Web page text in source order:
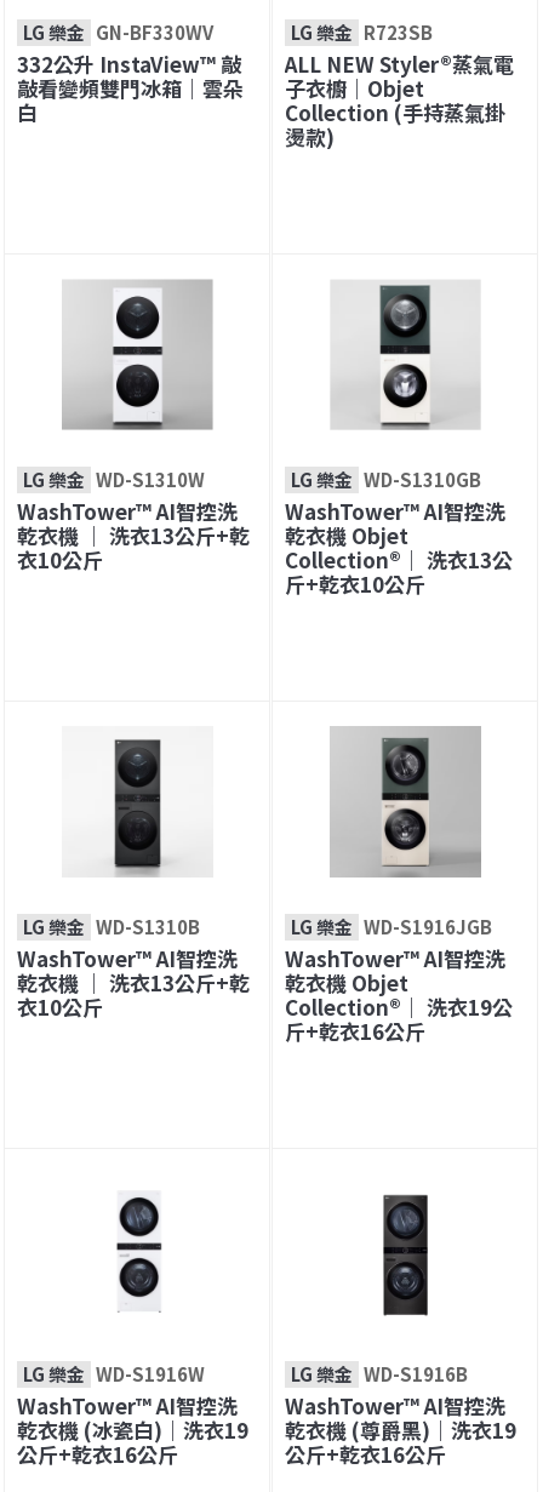
LG 樂金 GN-BF330WV
332公升 InstaView™ 敲
敲看變頻雙門冰箱｜雲朵
白
LG 樂金 R723SB
ALL NEW Styler®蒸氣電
子衣櫥｜Objet
Collection (手持蒸氣掛
燙款)
LG 樂金 WD-S1310W
WashTower™ AI智控洗
乾衣機 ｜ 洗衣13公斤+乾
衣10公斤
LG 樂金 WD-S1310GB
WashTower™ AI智控洗
乾衣機 Objet
Collection®｜ 洗衣13公
斤+乾衣10公斤
LG 樂金 WD-S1310B
WashTower™ AI智控洗
乾衣機 ｜ 洗衣13公斤+乾
衣10公斤
LG 樂金 WD-S1916JGB
WashTower™ AI智控洗
乾衣機 Objet
Collection®｜ 洗衣19公
斤+乾衣16公斤
LG 樂金 WD-S1916W
WashTower™ AI智控洗
乾衣機 (冰瓷白)｜洗衣19
公斤+乾衣16公斤
LG 樂金 WD-S1916B
WashTower™ AI智控洗
乾衣機 (尊爵黑)｜洗衣19
公斤+乾衣16公斤